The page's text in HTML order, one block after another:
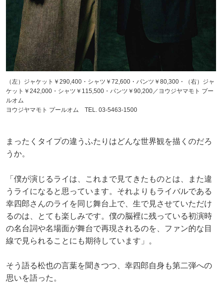
（左）ジャケット￥290,400・シャツ￥72,600・パンツ￥80,300・（右）ジャ
ケット￥242,000・シャツ￥115,500・パンツ￥90,200／ヨウジヤマモト プー
ルオム
ヨウジヤマモト プールオム TEL. 03-5463-1500
まったくタイプの違うふたりはどんな世界観を描くのだろ
うか。
「僕が演じるライは、これまで見てきたものとは、また違
うライになると思っています。それよりもライバルである
幸四郎さんのライを同じ舞台上で、生で見させていただけ
るのは、とても楽しみです。僕の脳裡に残っている初演時
の名台詞や名場面が舞台で再現されるのを、ファン的な目
線で見られることにも期待しています」。
そう語る松也の言葉を聞きつつ、幸四郎自身も第二弾への
思いを語った。